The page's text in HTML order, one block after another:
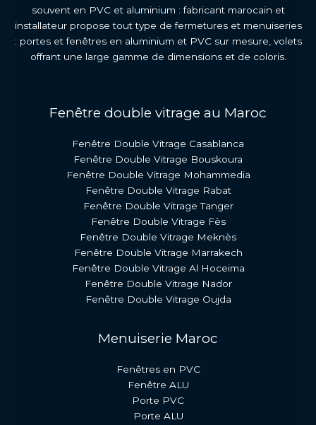
souvent en PVC et aluminium : fabricant marocain et
installateur propose tout type de fermetures et menuiseries
: portes et fenêtres en aluminium et PVC sur mesure, volets
offrant une large gamme de dimensions et de coloris.
Fenêtre double vitrage au Maroc
Fenêtre Double Vitrage Casablanca
Fenêtre Double Vitrage Bouskoura
Fenêtre Double Vitrage Mohammedia
Fenêtre Double Vitrage Rabat
Fenêtre Double Vitrage Tanger
Fenêtre Double Vitrage Fès
Fenêtre Double Vitrage Meknès
Fenêtre Double Vitrage Marrakech
Fenêtre Double Vitrage Al Hoceima
Fenêtre Double Vitrage Nador
Fenêtre Double Vitrage Oujda
Menuiserie Maroc
Fenêtres en PVC
Fenêtre ALU
Porte PVC
Porte ALU